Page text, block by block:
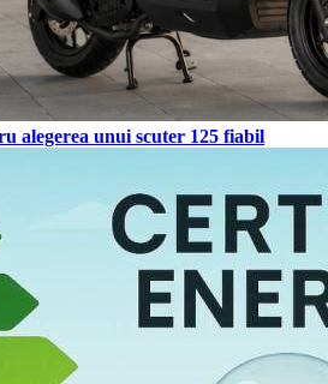
alegerea unui scuter 125 fiabil